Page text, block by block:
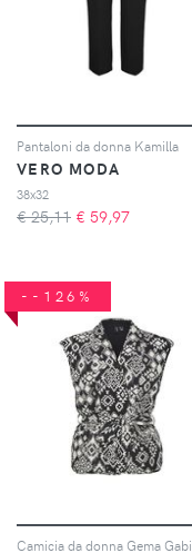
Pantaloni da donna Kamilla
VERO MODA
38x32
€ 25,11 € 59,97
--126%
Camicia da donna Gema Gabi